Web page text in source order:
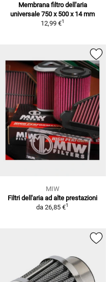
Membrana filtro dell'aria
universale 750 x 500 x 14 mm
12,99 €1
MIW
Filtri dell'aria ad alte prestazioni
da 26,85 €1